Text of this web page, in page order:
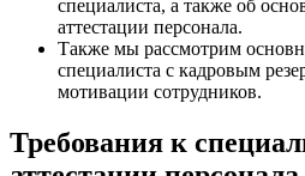
специалиста, а также об
аттестации персонала.
Также мы рассмотрим
специалиста с кадровым
мотивации сотрудников.
Требования к